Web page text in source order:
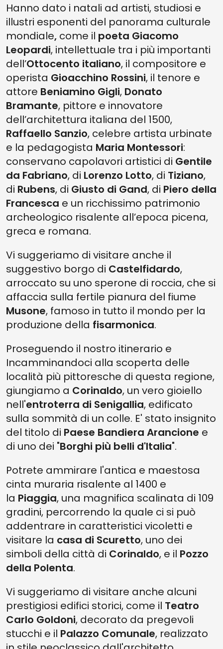
Hanno dato i natali ad artisti, studiosi e
illustri esponenti del panorama culturale
mondiale, come il poeta Giacomo
Leopardi, intellettuale tra i più importanti
dell’Ottocento italiano, il compositore e
operista Gioacchino Rossini, il tenore e
attore Beniamino Gigli, Donato
Bramante, pittore e innovatore
dell’architettura italiana del 1500,
Raffaello Sanzio, celebre artista urbinate
e la pedagogista Maria Montessori:
conservano capolavori artistici di Gentile
da Fabriano, di Lorenzo Lotto, di Tiziano,
di Rubens, di Giusto di Gand, di Piero della
Francesca e un ricchissimo patrimonio
archeologico risalente all’epoca picena,
greca e romana.
Vi suggeriamo di visitare anche il
suggestivo borgo di Castelfidardo,
arroccato su uno sperone di roccia, che si
affaccia sulla fertile pianura del fiume
Musone, famoso in tutto il mondo per la
produzione della fisarmonica.
Proseguendo il nostro itinerario e
Incamminandoci alla scoperta delle
località più pittoresche di questa regione,
giungiamo a Corinaldo, un vero gioiello
nell'entroterra di Senigallia, edificato
sulla sommità di un colle. E' stato insignito
del titolo di Paese Bandiera Arancione e
di uno dei "Borghi più belli d'Italia".
Potrete ammirare l'antica e maestosa
cinta muraria risalente al 1400 e
la Piaggia, una magnifica scalinata di 109
gradini, percorrendo la quale ci si può
addentrare in caratteristici vicoletti e
visitare la casa di Scuretto, uno dei
simboli della città di Corinaldo, e il Pozzo
della Polenta.
Vi suggeriamo di visitare anche alcuni
prestigiosi edifici storici, come il Teatro
Carlo Goldoni, decorato da pregevoli
stucchi e il Palazzo Comunale, realizzato